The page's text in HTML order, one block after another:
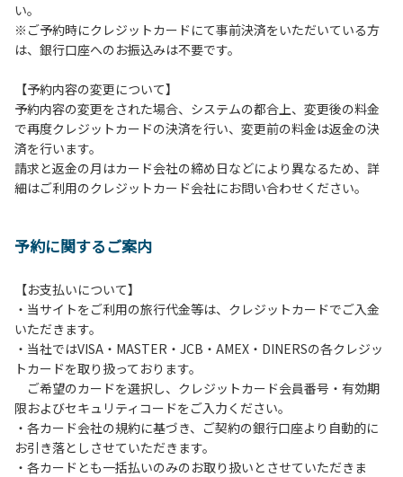
12. ペットの同伴はオートキャンプサイトのみとさせていた
だきます。
13. 喫煙は指定された場所のみ可能です。それ以外はすべて
【当キャンプサイトでの禁止事項】
１．花火（手持花火は除く）。
２．地面への直火による焚き火、BBQ、キャンプファイヤ
ー。
３．ボールなどを使った野球、キャッチボール・サッカーな
行ってください。テントサイト内ではまわりのサイトのご利
４．大きな音で音楽や楽器などを鳴らす行為。但し貸し切り
イベントは除く。
５．発電機の使用。但し貸し切りイベントは除く。
６．申込みされたサイト以外のサイトの利用や共用部（トイ
レ、流しなど）の占有行為。
７．許可無く広告物の配布や掲示または物品の販売等を行な
うこと。
８．その他 周りに迷惑となるような行為（夜間の大声での談
笑等）や他人に嫌悪感を与えるような行為。
い。
※ご予約時にクレジットカードにて事前決済をいただいている方
は、銀行口座へのお振込みは不要です。
【予約内容の変更について】
予約内容の変更をされた場合、システムの都合上、変更後の料金
で再度クレジットカードの決済を行い、変更前の料金は返金の決
済を行います。
請求と返金の月はカード会社の締め日などにより異なるため、詳
細はご利用のクレジットカード会社にお問い合わせください。
予約に関するご案内
【お支払いについて】
・当サイトをご利用の旅行代金等は、クレジットカードでご入金
いただきます。
・当社ではVISA・MASTER・JCB・AMEX・DINERSの各クレジッ
トカードを取り扱っております。
ご希望のカードを選択し、クレジットカード会員番号・有効期
限およびセキュリティコードをご入力ください。
・各カード会社の規約に基づき、ご契約の銀行口座より自動的に
お引き落としさせていただきます。
・各カードとも一括払いのみのお取り扱いとさせていただきま